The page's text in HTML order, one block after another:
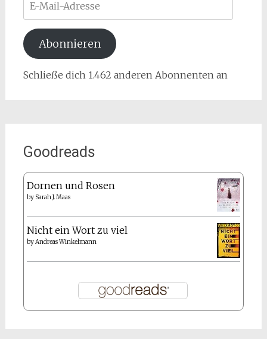
Mail-
Adresse
Abonnieren
Schließe dich 1.462 anderen Abonnenten an
Goodreads
Dornen und Rosen
by Sarah J. Maas
Nicht ein Wort zu viel
byAndreas Winkelmann